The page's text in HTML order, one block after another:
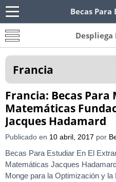
Becas
Becas Para
Oferta de becas para
convocatorias y
Despliega
Francia
Francia: Becas Para
Matemáticas
Jacques Hadamard
Publicado en 10 abril, 2017 por
Becas Para Estudiar En El
Matemáticas Jacques
Monge para la Optimización y